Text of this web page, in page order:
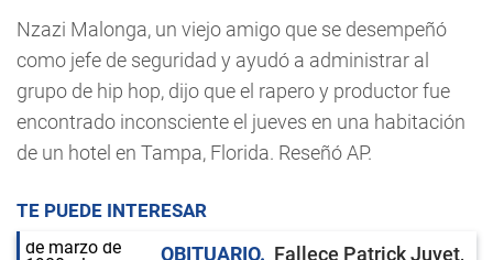
Nzazi Malonga, un viejo amigo que se desempeñó
como jefe de seguridad y ayudó a administrar al
grupo de hip hop, dijo que el rapero y productor fue
encontrado inconsciente el jueves en una habitación
de un hotel en Tampa, Florida. Reseñó AP.
TE PUEDE INTERESAR
OBITUARIO
Fallece Patrick Juvet,